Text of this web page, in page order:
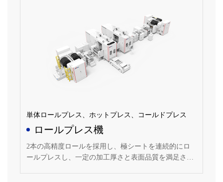
単体ロールプレス、ホットプレス、コールドプレス
ロールプレス機
2本の高精度ロールを採用し、極シートを連続的にロ
ールプレスし、一定の加工厚さと表面品質を満足させ